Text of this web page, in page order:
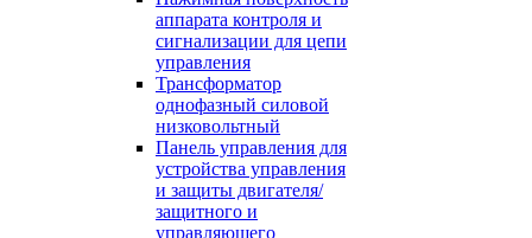
аппарата контроля и
сигнализации для цепи
управления
Трансформатор
однофазный силовой
низковольтный
Панель управления для
устройства управления
и защиты двигателя/
защитного и
управляющего